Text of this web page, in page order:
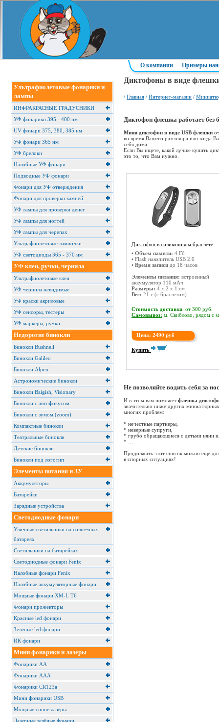
Ультрафиолетовые фонарики и
лампы
ИНФРАКРАСНЫЕ ГРАДУСНИКИ
УФ фонарики 395 - 400 нм
UV фонари 375, 380, 385 нм
УФ фонари 365 нм
УФ брелоки
Налобные УФ фонари
Подводные УФ фонари
Фонари для УФ отверждения
Фонари для проверки камней
УФ лампы для проверки денег
УФ лампы для ногтей
УФ лампы для черепах
Ультрафиолетовые лампочки
УФ светодиоды 365 - 370 нм
УФ клеи, ручки, чернила
Ультрафиолетовые клеи
УФ чернила невидимые
УФ краски акриловые
УФ сенсоры, тестеры
УФ маркеры, ручки
Недорогие бинокли
Бинокли Bushnell
Бинокли Galileo
Бинокли Alpen
Астрономические бинокли
Бинокли Baigish, Visionary
Бинокли с автофокусом
Бинокли с зумом (zoom)
Компактные бинокли
Театральные бинокли
Детские бинокли
Бинокли под логотип
Элементы питания и ЗУ
Аккумуляторы
Батарейки
Зарядные устройства
Светодиодные фонари
Уличные светильники на солнечных
батареях
Cветильники на батарейках
Светодиодные фонари Fenix
Налобные фонари Fenix
Налобные аккумуляторные фонари
Мощные фонари XM-L T6
Фонари прожекторы
Красные led фонари
Зелёные led фонари
ИК фонари
Мини фонарики и лазеры
Фонарики АА
Фонарики ААА
Фонарики CR123a
Мини фонарики USB
Мощные синие лазеры
Лазерные зелёные фонари
Диктофоны в виде
/ Главная / Интернет-магазин /
Диктофон флешка работает без
Мини диктофон в виде USB флешки
во время Вашего разговора или когда
себя дома.
Если Вы ищете, какой лучше купить
это то, что Вам нужно.
Диктофон в силиконовом браслете
• Объем памяти: 4 Гб
• Flash накопитель USB 2.0
• Время записи до 18 часов
Элементы питания: встроенный
аккумулятор 110 мАч
Размеры: 4 x 2 x 1 см
Вес: 21 г (с браслетом)
Стоимость доставки: от 300 руб.
Cамовывоз: м. Свиблово, рядом с
Цена: 2490 руб
Купить
Не позволяйте водить себя за
И в этом вам поможет флешка
значительно ниже других
многих проблем:
* нечестные партнеры,
* неверные супруги,
* грубо обращающиеся с детьми няни
* …
Продолжать этот список можно еще
в спорных ситуациях!
О компании Примеры